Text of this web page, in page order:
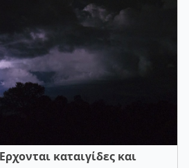
καταιγίδες και